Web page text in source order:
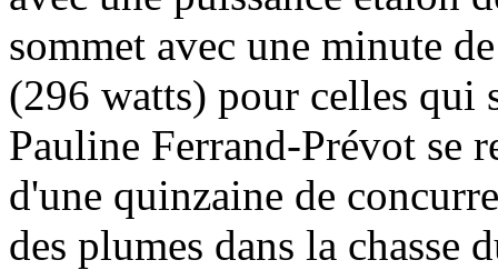
sommet avec une minute
(296 watts) pour celles qui
Pauline Ferrand-Prévot se
d'une quinzaine de
des plumes dans la chasse